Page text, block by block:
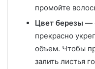
промойте
Цвет березы —
прекрасно
объем. Чтобы
залить листья